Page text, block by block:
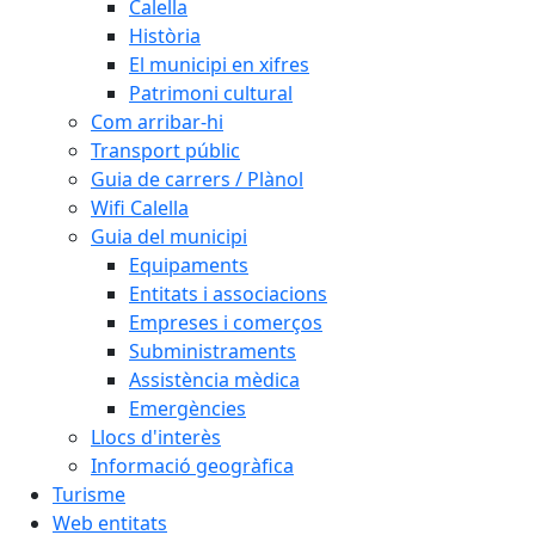
Calella
Història
El municipi en xifres
Patrimoni cultural
Com arribar-hi
Transport públic
Guia de carrers / Plànol
Wifi Calella
Guia del municipi
Equipaments
Entitats i associacions
Empreses i comerços
Subministraments
Assistència mèdica
Emergències
Llocs d'interès
Informació geogràfica
Turisme
Web entitats